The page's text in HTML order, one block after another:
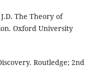
J.D. The Theory of
Oxford University
Routledge; 2nd